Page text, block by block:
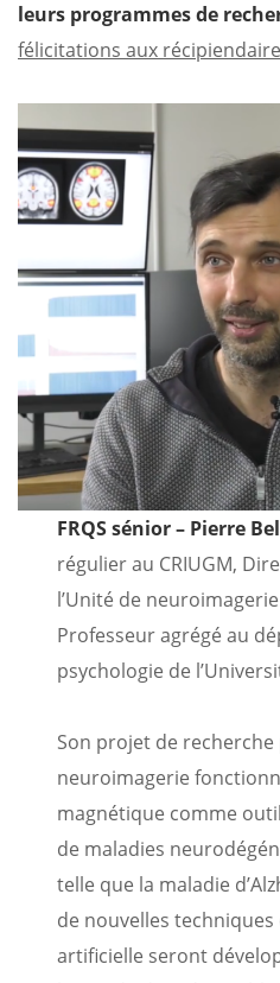
leurs programmes de
félicitations aux
FRQS sénior – Pierre
régulier au CRIUGM,
l’Unité de
Professeur agrégé au
psychologie de
Son projet de recherche
neuroimagerie
magnétique comme
de maladies
telle que la maladie
de nouvelles techniques
artificielle seront